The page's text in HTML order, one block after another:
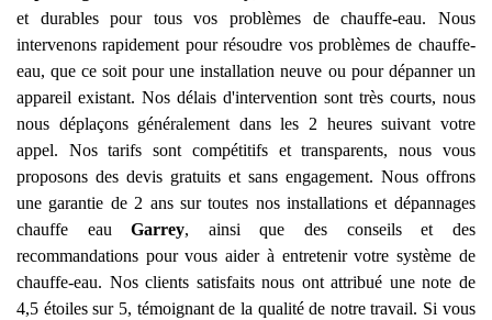
et durables pour tous vos problèmes de chauffe-eau. Nous
intervenons rapidement pour résoudre vos problèmes de chauffe-
eau, que ce soit pour une installation neuve ou pour dépanner un
appareil existant. Nos délais d'intervention sont très courts, nous
nous déplaçons généralement dans les 2 heures suivant votre
appel. Nos tarifs sont compétitifs et transparents, nous vous
proposons des devis gratuits et sans engagement. Nous offrons
une garantie de 2 ans sur toutes nos installations et dépannages
chauffe eauGarrey, ainsi que des conseils et des
recommandations pour vous aider à entretenir votre système de
chauffe-eau. Nos clients satisfaits nous ont attribué une note de
4,5 étoiles sur 5, témoignant de la qualité de notre travail. Si vous